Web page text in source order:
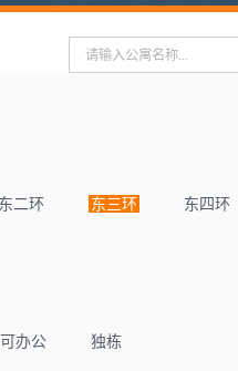
东二环 东三环 东四环
可办公 独栋